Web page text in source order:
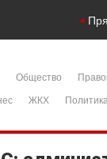
Общество
ЖКХ Политика